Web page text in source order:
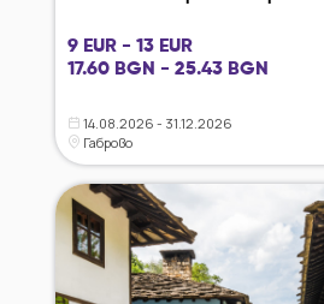
9 EUR - 13 EUR
17.60 BGN - 25.43 BGN
14.08.2026 - 31.12.2026
Габрово